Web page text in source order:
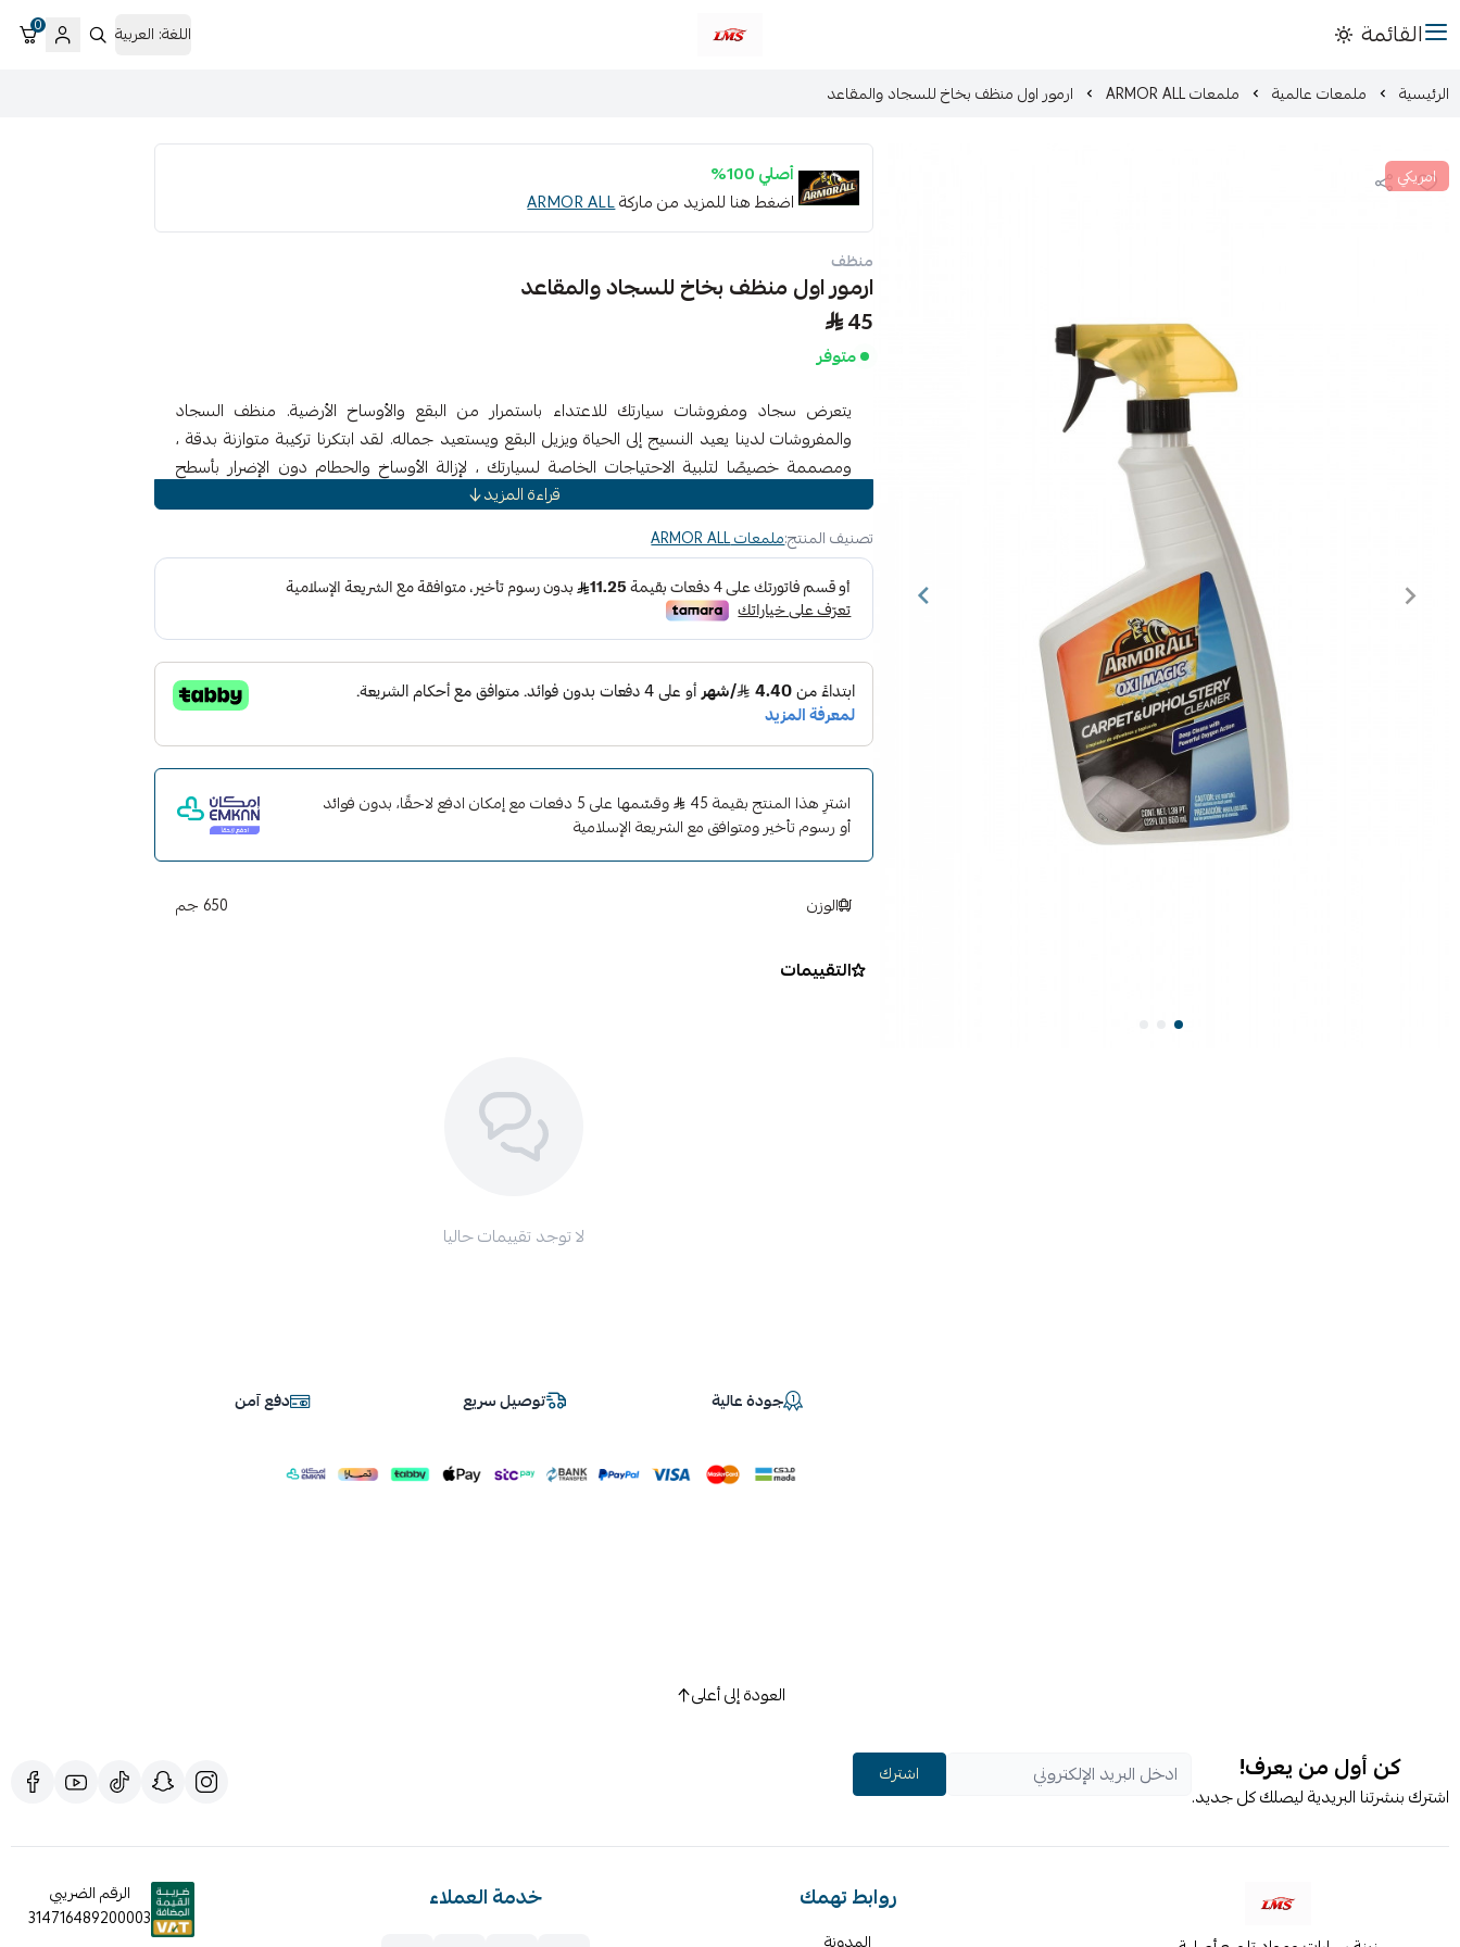
القائمة متجر لمسات الشرقية لزينة سيارات LMS اللغة: العربية 0
الرئيسية ملمعات عالمية ملمعات ARMOR ALL ارمور اول منظف بخاخ للسجاد والمقاعد
امريكي
أصلي 100%
اضغط هنا للمزيد من ماركةARMOR ALL
منظف
ارمور اول منظف بخاخ للسجاد والمقاعد
45
متوفر
يتعرض سجاد ومفروشات سيارتك للاعتداء باستمرار من البقع والأوساخ الأرضية. منظف السجاد
والمفروشات لدينا يعيد النسيج إلى الحياة ويزيل البقع ويستعيد جماله. لقد ابتكرنا تركيبة متوازنة بدقة ،
ومصممة خصيصًا لتلبية الاحتياجات الخاصة لسيارتك ، لإزالة الأوساخ والحطام دون الإضرار بأسطح
قراءة المزيد
تصنيف المنتج:ملمعات ARMOR ALL
اشترِ هذا المنتج بقيمة 45
وقسّمها على 5 دفعات مع إمكان ادفع لاحقًا، بدون فوائد
أو رسوم تأخير ومتوافق مع الشريعة الإسلامية
الوزن 650 جم
التقييمات
لا توجد تقييمات حاليا
جودة عالية توصيل سريع دفع آمن
العودة إلى أعلى
كن أول من يعرف!
اشترك بنشرتنا البريدية ليصلك كل جديد.
اشترك
روابط تهمك خدمة العملاء
الرقم الضريبي
314716489200003